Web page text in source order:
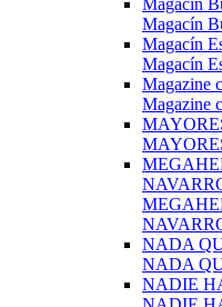
Magacín
Magacín
Magacín
Magacín
Magazine
Magazine
NADA
NADA
NADIE